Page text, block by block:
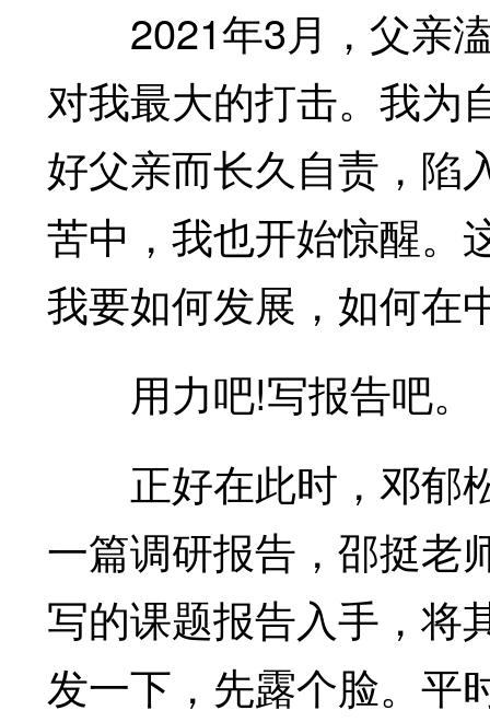
2021年3月，父亲溘
对我最大的打击。我为
好父亲而长久自责，陷
苦中，我也开始惊醒。
我要如何发展，如何在
用力吧!写报告吧。
正好在此时，邓郁
一篇调研报告，邵挺老
写的课题报告入手，将
发一下，先露个脸。平